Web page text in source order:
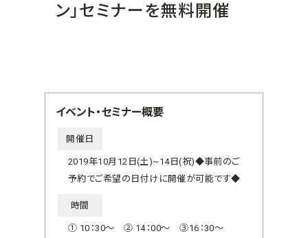
ン」セミナーを無料開催
イベント・セミナー概要
開催日
2019年10月12日(土)~14日(祝)◆事前のご
予約でご希望の日付けに開催が可能です◆
時間
① 10：30～ ② 14：00～ ③16：30～